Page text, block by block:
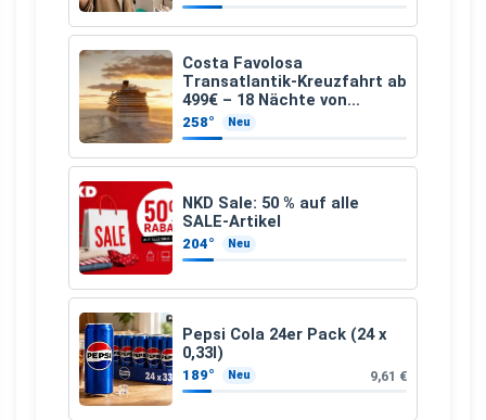
Costa Favolosa
Transatlantik-Kreuzfahrt ab
499€ – 18 Nächte von
Hamburg nach Guadeloupe
258° Neu
NKD Sale: 50 % auf alle
SALE-Artikel
204° Neu
Pepsi Cola 24er Pack (24 x
0,33l)
189° Neu 9,61 €